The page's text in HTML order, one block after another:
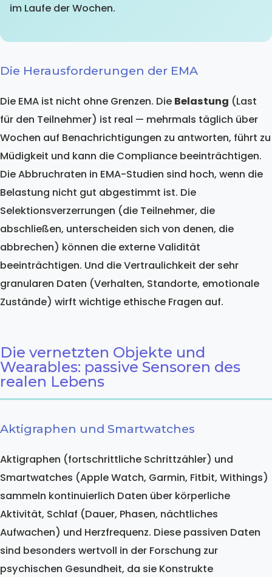
im Laufe der Wochen.
Die Herausforderungen der EMA
Die EMA ist nicht ohne Grenzen. Die Belastung (Last
für den Teilnehmer) ist real — mehrmals täglich über
Wochen auf Benachrichtigungen zu antworten, führt zu
Müdigkeit und kann die Compliance beeinträchtigen.
Die Abbruchraten in EMA-Studien sind hoch, wenn die
Belastung nicht gut abgestimmt ist. Die
Selektionsverzerrungen (die Teilnehmer, die
abschließen, unterscheiden sich von denen, die
abbrechen) können die externe Validität
beeinträchtigen. Und die Vertraulichkeit der sehr
granularen Daten (Verhalten, Standorte, emotionale
Zustände) wirft wichtige ethische Fragen auf.
Die vernetzten Objekte und
Wearables: passive Sensoren des
realen Lebens
Aktigraphen und Smartwatches
Aktigraphen (fortschrittliche Schrittzähler) und
Smartwatches (Apple Watch, Garmin, Fitbit, Withings)
sammeln kontinuierlich Daten über körperliche
Aktivität, Schlaf (Dauer, Phasen, nächtliches
Aufwachen) und Herzfrequenz. Diese passiven Daten
sind besonders wertvoll in der Forschung zur
psychischen Gesundheit, da sie Konstrukte